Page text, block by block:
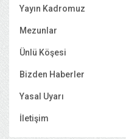
Yayın Kadromuz
Mezunlar
Ünlü Köşesi
Bizden Haberler
Yasal Uyarı
İletişim